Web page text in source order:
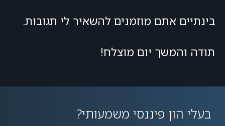
בינתיים אתם מוזמנים להשאיר לי תגובות.
תודה והמשך יום מוצלח!
בעלי הון פיננסי משמעותי?